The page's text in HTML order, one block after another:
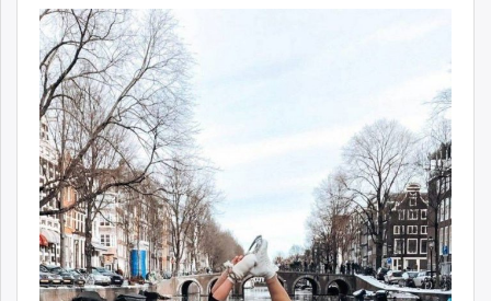
ikon.mn
mnb.mn
Livetv.mn
Eguur.mn
24tsag.mn
shuud.mn
eagle.mn
ergelt.mn
zarig.mn
today.mn
zuv.mn